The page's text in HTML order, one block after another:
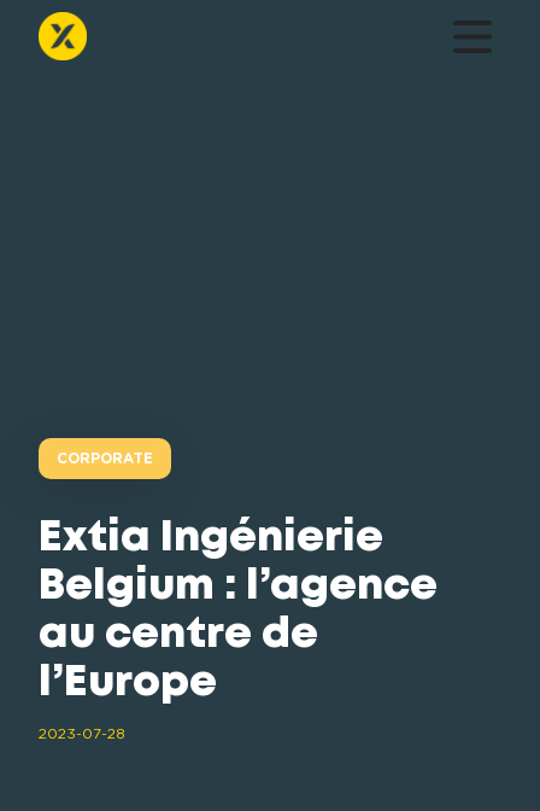
CORPORATE
Extia Ingénierie
Belgium : l’agence
au centre de
l’Europe
2023-07-28